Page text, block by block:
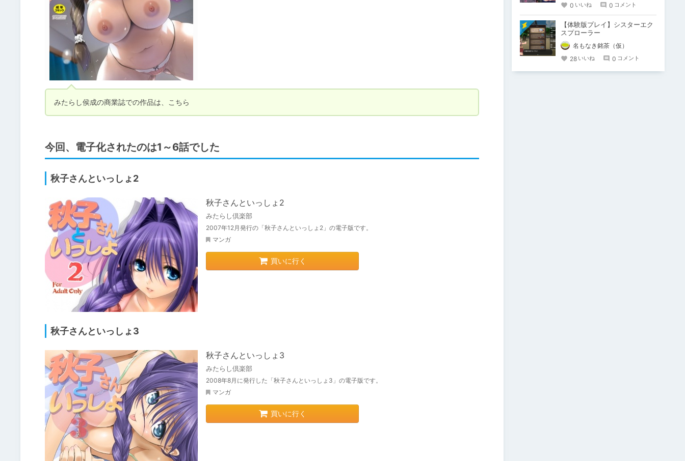
みたらし侯成の商業誌での作品は、こちら
今回、電子化されたのは1～6話でした
秋子さんといっしょ2
秋子さんといっしょ2
みたらし倶楽部
2007年12月発行の「秋子さんといっしょ2」の電子版です。
マンガ
買いに行く
秋子さんといっしょ3
秋子さんといっしょ3
みたらし倶楽部
2008年8月に発行した「秋子さんといっしょ3」の電子版です。
マンガ
買いに行く
0 いいね 0 コメント
【体験版プレイ】シスターエク
スプローラー
名もなき銘茶（仮）
28 いいね 0 コメント